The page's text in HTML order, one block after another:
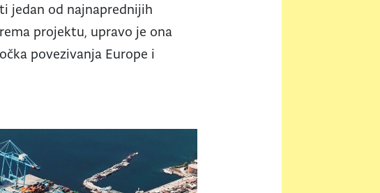
jedan od najnaprednijih
projektu, upravo je ona
povezivanja Europe i